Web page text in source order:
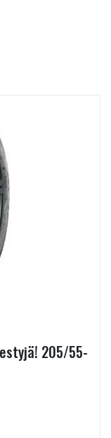
205/55-